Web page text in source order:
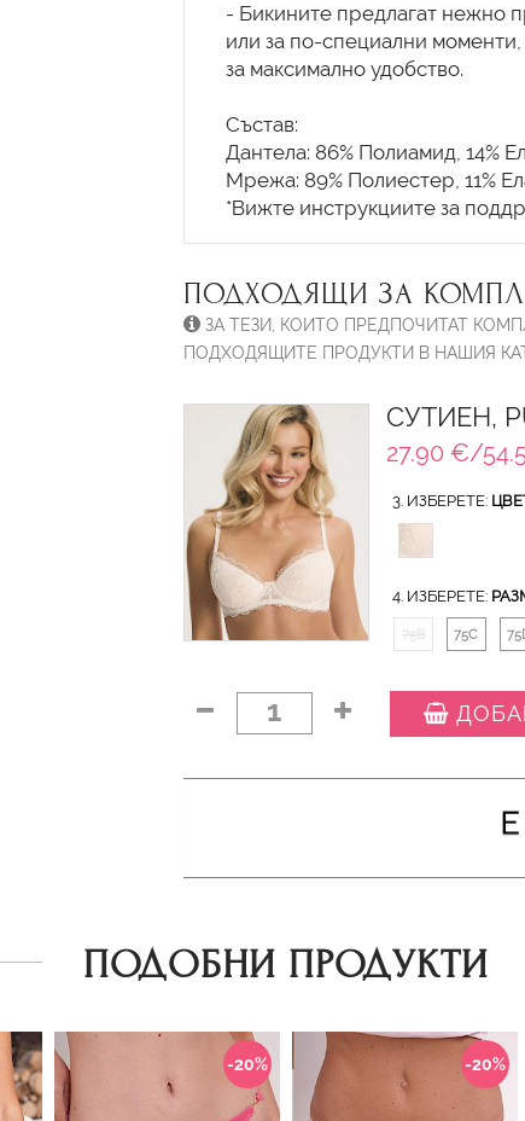
- Бикините предлагат нежно
или за по-специални
за максимално удобство.
Състав:
Дантела: 86% Полиамид, 14%
Мрежа: 89% Полиестер, 11%
ПОДХОДЯЩИ ЗА
ЗА ТЕЗИ, КОИТО ПРЕДПОЧИТАТ
ПОДХОДЯЩИТЕ ПРОДУКТИ В НАШИЯ
СУТИЕН,
27.90 €/
3. ИЗБЕРЕТЕ:
4. ИЗБЕРЕТЕ:
75B 75C
1
ПОДОБНИ ПРОДУКТИ
-20% -20%